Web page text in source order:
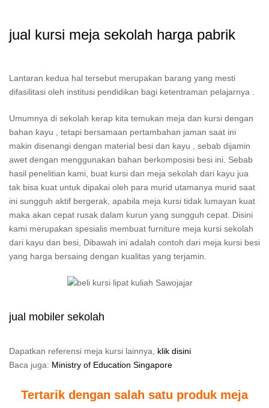
jual kursi meja sekolah harga pabrik
Lantaran kedua hal tersebut merupakan barang yang mesti
difasilitasi oleh institusi pendidikan bagi ketentraman pelajarnya .
Umumnya di sekolah kerap kita temukan meja dan kursi dengan
bahan kayu , tetapi bersamaan pertambahan jaman saat ini
makin disenangi dengan material besi dan kayu , sebab dijamin
awet dengan menggunakan bahan berkomposisi besi ini. Sebab
hasil penelitian kami, buat kursi dan meja sekolah dari kayu jua
tak bisa kuat untuk dipakai oleh para murid utamanya murid saat
ini sungguh aktif bergerak, apabila meja kursi tidak lumayan kuat
maka akan cepat rusak dalam kurun yang sungguh cepat. Disini
kami merupakan spesialis membuat furniture meja kursi sekolah
dari kayu dan besi, Dibawah ini adalah contoh dari meja kursi besi
yang harga bersaing dengan kualitas yang terjamin.
jual mobiler sekolah
Dapatkan referensi meja kursi lainnya, klik disini
Baca juga: Ministry of Education Singapore
Tertarik dengan salah satu produk meja